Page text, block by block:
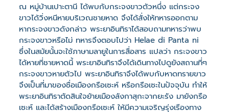
ณ หมู่บ้านเปาะตานี ได้พบกับกระจงขาวตัวหนึ่ง แต่กระจง
ขาวได้วิ่งหนีหายบริเวณชายหาด จึงได้สั่งให้ทหารออกตาม
หากระจงขาวดังกล่าว พระยาอินทิราได้สอบถามทหารว่าพบ
กระจงขาวหรือไม่ ทหารจึงตอบไปว่า Helae di Panta ni
ซึ่งในสมัยนั้นจะใช้ภาษามลายูในการสื่อสาร แปลว่า กระจงขาว
ได้หายที่ชายหาดนี้ พระยาอินทิราจึงได้เดินทางไปดูยังสถานที่ๆ
กระจงขาวหายตัวไป พระยาอินทิราจึงได้พบกับหาดทรายขาว
จึงเป็นที่มาของชื่อเมืองกรือเซะห์ หรือกรือเซะในปัจจุบัน ทำให้
พระยาอินทิราตัดสินใจย้ายเมืองลังกาสุกะจากยะรัง มายังกรือ
เซะห์ และได้สร้างเมืองกรือเซะห์ ให้มีความเจริญรุ่งเรืองทาง